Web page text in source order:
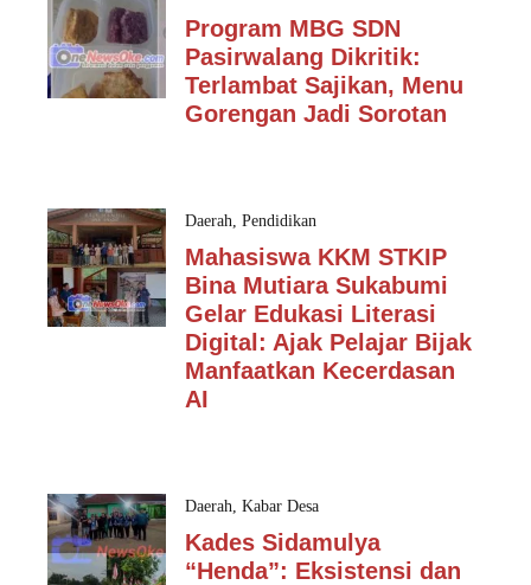
Program MBG SDN
Pasirwalang Dikritik:
Terlambat Sajikan, Menu
Gorengan Jadi Sorotan
Daerah, Pendidikan
Mahasiswa KKM STKIP
Bina Mutiara Sukabumi
Gelar Edukasi Literasi
Digital: Ajak Pelajar Bijak
Manfaatkan Kecerdasan
AI
Daerah, Kabar Desa
Kades Sidamulya
“Henda”: Eksistensi dan